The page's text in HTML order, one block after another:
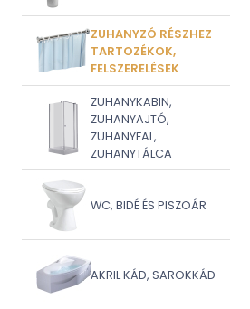
ZUHANYZÓ RÉSZHEZ
TARTOZÉKOK,
FELSZERELÉSEK
ZUHANYKABIN,
ZUHANYAJTÓ,
ZUHANYFAL,
ZUHANYTÁLCA
WC, BIDÉ ÉS PISZOÁR
AKRIL KÁD, SAROKKÁD